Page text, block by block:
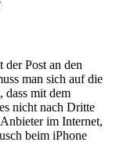
Post an den
man sich auf die
dass mit dem
nicht nach Dritte
im Internet,
beim iPhone